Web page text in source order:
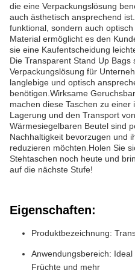
die eine Verpackungslösung
auch ästhetisch ansprechend
funktional, sondern auch
Material ermöglicht es den
sie eine Kaufentscheidung
Die Transparent Stand Up
Verpackungslösung für
langlebige und optisch
benötigen.Wirksame
machen diese Taschen zu
Lagerung und den Transport
Wärmesiegelbaren Beutel sind
Nachhaltigkeit bevorzugen und
reduzieren möchten.Holen Sie
Stehtaschen noch heute und
auf die nächste Stufe!
Eigenschaften:
Produktbezeichnung:
Anwendungsbereich:
Früchte und mehr